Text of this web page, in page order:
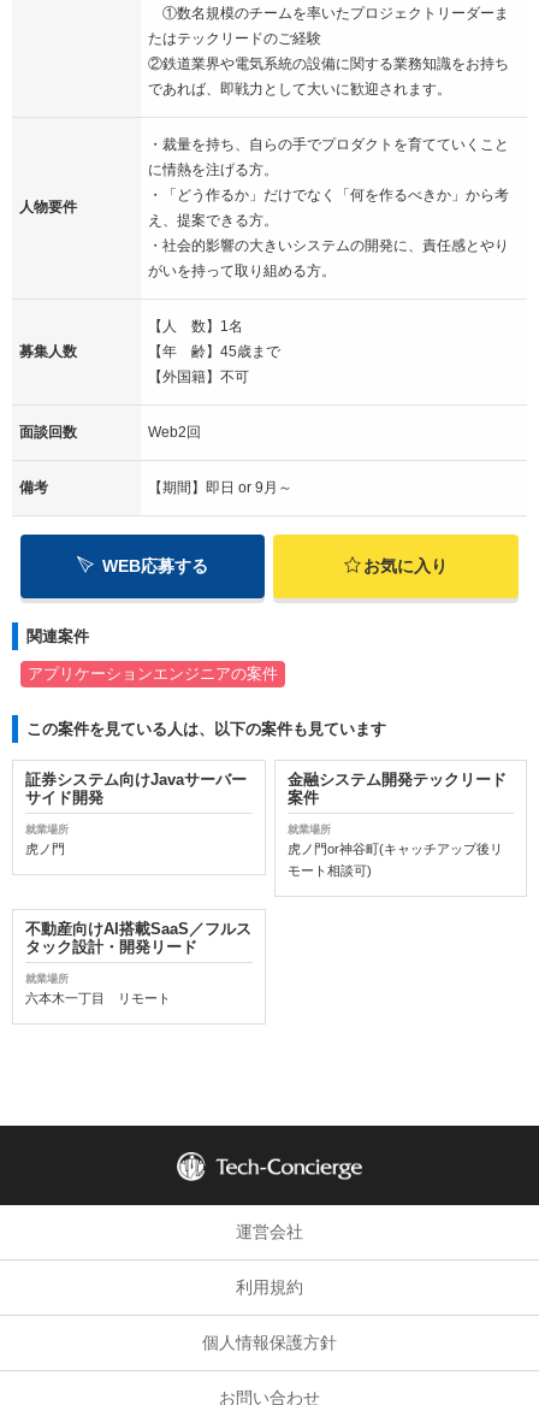
①数名規模のチームを率いたプロジェクトリーダーま
たはテックリードのご経験
②鉄道業界や電気系統の設備に関する業務知識をお持ち
であれば、即戦力として大いに歓迎されます。
人物要件
・裁量を持ち、自らの手でプロダクトを育てていくこと
に情熱を注げる方。
・「どう作るか」だけでなく「何を作るべきか」から考
え、提案できる方。
・社会的影響の大きいシステムの開発に、責任感とやり
がいを持って取り組める方。
募集人数
【人 数】1名
【年 齢】45歳まで
【外国籍】不可
面談回数 Web2回
備考 【期間】即日 or 9月～
WEB応募する お気に入り
関連案件
アプリケーションエンジニアの案件
この案件を見ている人は、以下の案件も見ています
証券システム向けJavaサーバー
サイド開発
就業場所
虎ノ門
金融システム開発テックリード
案件
就業場所
虎ノ門or神谷町(キャッチアップ後リ
モート相談可)
不動産向けAI搭載SaaS／フルス
タック設計・開発リード
就業場所
六本木一丁目 リモート
運営会社
利用規約
個人情報保護方針
お問い合わせ